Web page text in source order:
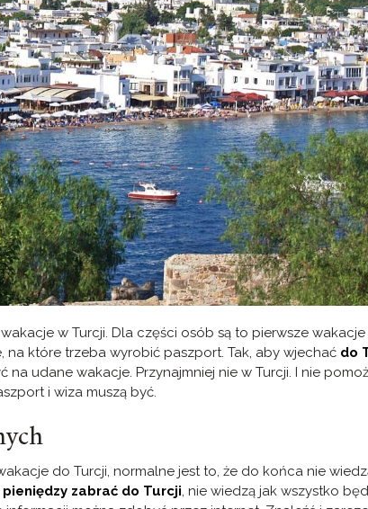
w Turcji. Dla części osób są to pierwsze
które trzeba wyrobić paszport. Tak, aby wjechać do
na udane wakacje. Przynajmniej nie w Turcji. I nie
i wiza muszą być.
do Turcji, normalne jest to, że do końca nie
zabrać do Turcji, nie wiedzą jak wszystko